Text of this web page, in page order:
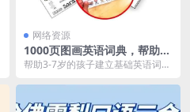
网络资源
1000页图画英语词典，帮助3-
7岁的孩子建立基础英语词汇
帮助3-7岁的孩子建立基础英语词汇
词，全部都是孩...